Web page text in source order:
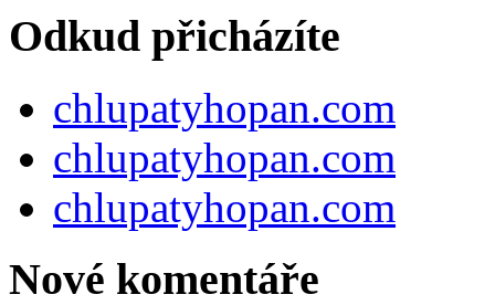
Odkud přicházíte
chlupatyhopan.com
chlupatyhopan.com
chlupatyhopan.com
Nové komentáře